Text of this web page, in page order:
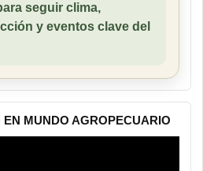
seguir clima,
y eventos clave del
MUNDO AGROPECUARIO